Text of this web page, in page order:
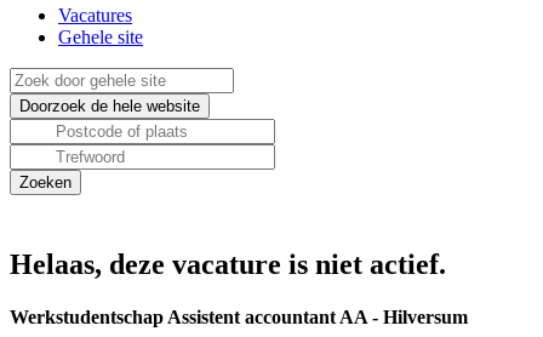
Vacatures
Gehele site
Helaas, deze vacature is niet actief.
Werkstudentschap Assistent accountant AA - Hilversum